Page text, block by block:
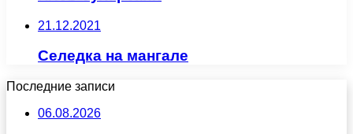
21.12.2021
Селедка на мангале
Последние записи
06.08.2026